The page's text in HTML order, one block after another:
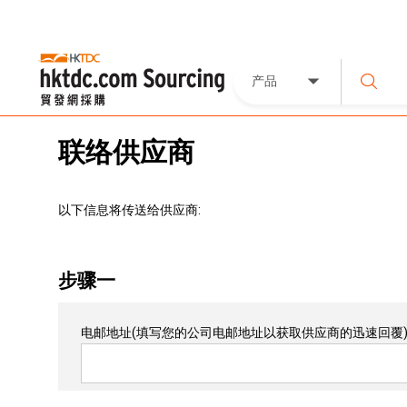
产品
联络供应商
以下信息将传送给供应商:
步骤一
电邮地址(填写您的公司电邮地址以获取供应商的迅速回覆)